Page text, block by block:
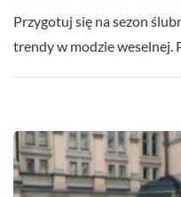
Przygotuj się na sezon
trendy w modzie weselnej.